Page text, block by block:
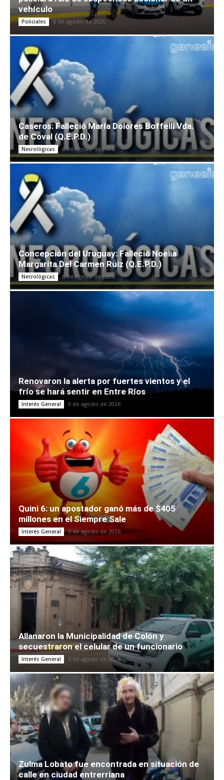
vehículo
Policiales 6 de agosto de 2026
Caseros: Falleció María Dolores Boffelli Vda.
de Coval (Q.E.P.D.)
Necrológicas 6 de agosto de 2026
Concepción del Uruguay: Falleció Noelia
Margarita Del Carmen Ruiz (Q.E.P.D.)
Necrológicas 6 de agosto de 2026
Renovaron la alerta por fuertes vientos y el
frío se hará sentir en Entre Ríos
Interés General 6 de agosto de 2026
Quini 6: un apostador ganó más de $405
millones en el Siempre Sale
Interés General 5 de agosto de 2026
Allanaron la Municipalidad de Colón y
secuestraron el celular de un funcionario
Interés General 6 de agosto de 2026
Zulma Lobato fue encontrada en situación de
calle en ciudad entrerriana